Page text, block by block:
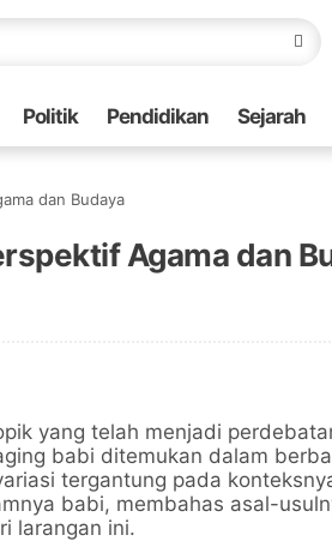
Politik Pendidikan Sejarah
dan Budaya
Agama dan
yang telah menjadi
babi ditemukan dalam
tergantung pada
babi, membahas asal-
larangan ini.